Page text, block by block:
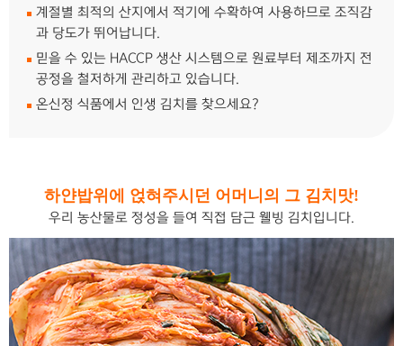
계절별 최적의 산지에서 적기에 수확하여 사용하므로 조직감
과 당도가 뛰어납니다.
믿을 수 있는 HACCP 생산 시스템으로 원료부터 제조까지 전
공정을 철저하게 관리하고 있습니다.
온신정 식품에서 인생 김치를 찾으세요?
하얀밥위에 얹혀주시던 어머니의 그 김치맛!
우리 농산물로 정성을 들여 직접 담근 웰빙 김치입니다.